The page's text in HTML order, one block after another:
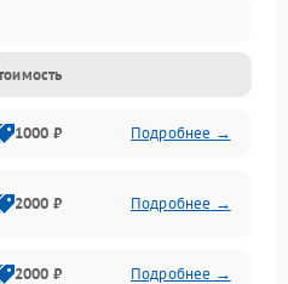
1000 ₽ Подробнее →
2000 ₽ Подробнее →
2000 ₽ Подробнее →